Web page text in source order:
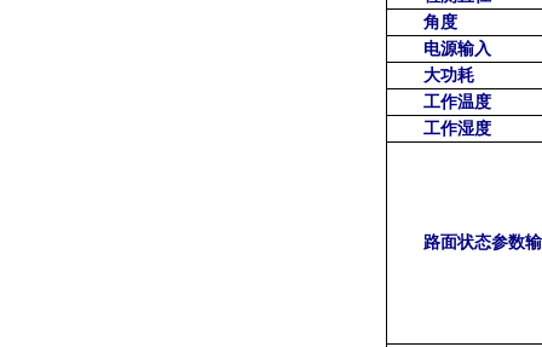
角度
电源输入
大功耗
工作温度
工作湿度
路面状态参数